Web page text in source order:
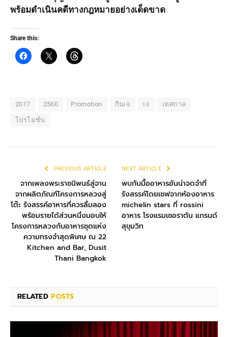
พร้อมดำเนินคดีทางกฎหมายอย่างเด็ดขาด
Share this:
2017 2560 Promotion กินเจ เจ เทศกาล
โปรโมชั่น
PREVIOUS ARTICLE
จากเพลงพระราชนิพนธ์สู่จาน
จากผลิตภัณฑ์โครงการหลวงสู่
โต๊ะ รังสรรค์อาหารที่ควรลิ้มลอง
พร้อมรายได้ส่วนหนึ่งมอบให้
โครงการหลวงกับอาหารชุดแห่ง
ความทรงจำสุดพิเศษ ณ 22
Kitchen and Bar, Dusit
Thani Bangkok
NEXT ARTICLE
พบกับมื้ออาหารอันน่าจดจำที่
รังสรรค์โดยเชฟจากห้องอาหาร
michelin stars ที่ rossini
อาหาร โรงแรมเชอราตัน แกรนด์
สุขุมวิท
RELATEDPOSTS